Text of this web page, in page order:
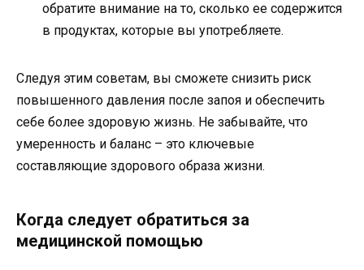
обратите внимание на то, сколько ее содержится
в продуктах, которые вы употребляете.
Следуя этим советам, вы сможете снизить риск
повышенного давления после запоя и обеспечить
себе более здоровую жизнь. Не забывайте, что
умеренность и баланс – это ключевые
составляющие здорового образа жизни.
Когда следует обратиться за
медицинской помощью